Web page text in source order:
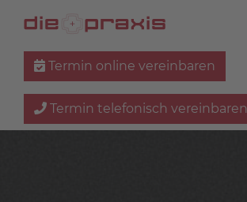
Termin online vereinbaren
Termin telefonisch vereinbaren